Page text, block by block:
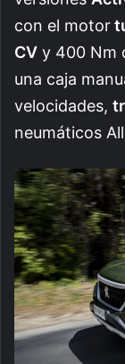
con el motor
CV y 400 Nm
una caja
velocidades,
neumáticos